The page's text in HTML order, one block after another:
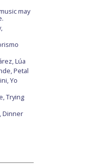
may
Lúa
Petal
Yo
Trying
Dinner